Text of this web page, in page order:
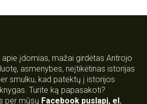
įdomias, mažai girdėtas Antrojo
asmenybes, neįtikėtinas istorijas
smulku, kad patektų į istorijos
Turite ką papasakoti?
per mūsų Facebook puslapį, el.